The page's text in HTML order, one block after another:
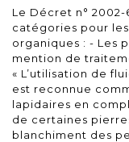
Le Décret n°
catégories pour
organiques : - Les
mention de
« L’utilisation de
est reconnue
lapidaires en
de certaines
blanchiment des